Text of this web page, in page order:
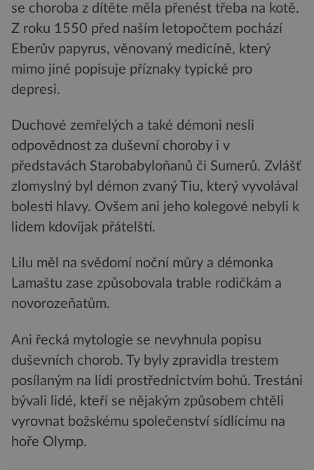
se choroba z dítěte měla přenést třeba na kotě.
Z roku 1550 před naším letopočtem pochází
Eberův papyrus, věnovaný medicíně, který
mimo jiné popisuje příznaky typické pro
depresi.
Duchové zemřelých a také démoni nesli
odpovědnost za duševní choroby i v
představách Starobabyloňanů či Sumerů. Zvlášť
zlomyslný byl démon zvaný Tiu, který vyvolával
bolesti hlavy. Ovšem ani jeho kolegové nebyli k
lidem kdovíjak přátelští.
Lilu měl na svědomí noční můry a démonka
Lamaštu zase způsobovala trable rodičkám a
novorozeňatům.
Ani řecká mytologie se nevyhnula popisu
duševních chorob. Ty byly zpravidla trestem
posílaným na lidi prostřednictvím bohů. Trestáni
bývali lidé, kteří se nějakým způsobem chtěli
vyrovnat božskému společenství sídlícímu na
hoře Olymp.